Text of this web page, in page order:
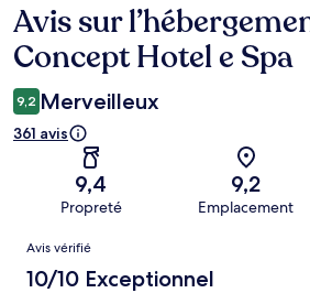
Avis
Avis sur
Concept Hotel e Spa
9,2 Merveilleux
361 avis
9,4
Propreté
9,2
Emplacement
Avis
Avis vérifié
10/10 Exceptionnel